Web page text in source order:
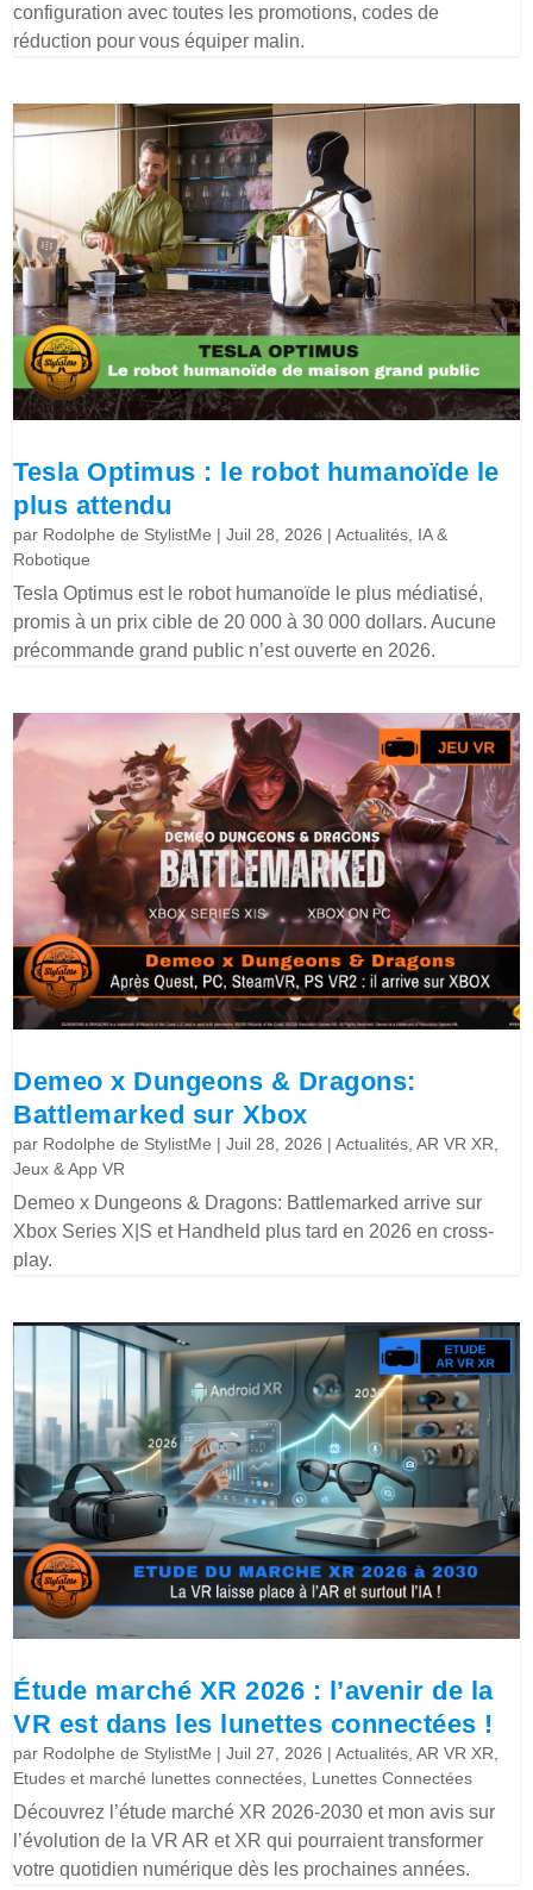
configuration avec toutes les promotions, codes de
réduction pour vous équiper malin.
Tesla Optimus : le robot humanoïde le
plus attendu
par Rodolphe de StylistMe |Juil 28, 2026 |Actualités IA &
Robotique
Tesla Optimus est le robot humanoïde le plus médiatisé,
promis à un prix cible de 20 000 à 30 000 dollars. Aucune
précommande grand public n’est ouverte en 2026.
Demeo x Dungeons & Dragons:
Battlemarked sur Xbox
par Rodolphe de StylistMe |Juil 28, 2026 |Actualités ,AR VR XR
Jeux & App VR
Demeo x Dungeons & Dragons: Battlemarked arrive sur
Xbox Series X|S et Handheld plus tard en 2026 en cross-
play.
Étude marché XR 2026 : l’avenir de la
VR est dans les lunettes connectées !
par Rodolphe de StylistMe |Juil 27, 2026 |Actualités ,AR VR XR
Etudes et marché lunettes connectées Lunettes Connectées
Découvrez l’étude marché XR 2026-2030 et mon avis sur
l’évolution de la VR AR et XR qui pourraient transformer
votre quotidien numérique dès les prochaines années.